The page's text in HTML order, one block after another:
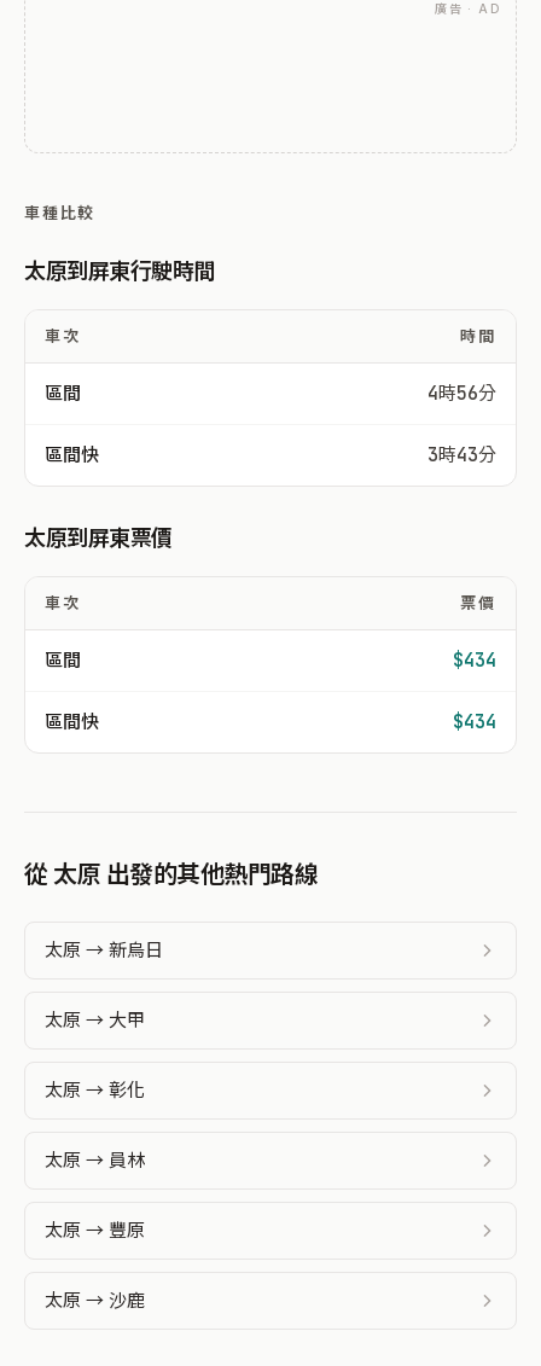
廣告 · AD
車種比較
太原到屏東行駛時間
車次 時間
區間 4時56分
區間快 3時43分
太原到屏東票價
車次 票價
區間 $434
區間快 $434
從 太原 出發的其他熱門路線
太原 → 新烏日
太原 → 大甲
太原 → 彰化
太原 → 員林
太原 → 豐原
太原 → 沙鹿